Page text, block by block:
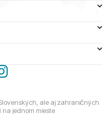
ale aj zahraničných
jednom mieste